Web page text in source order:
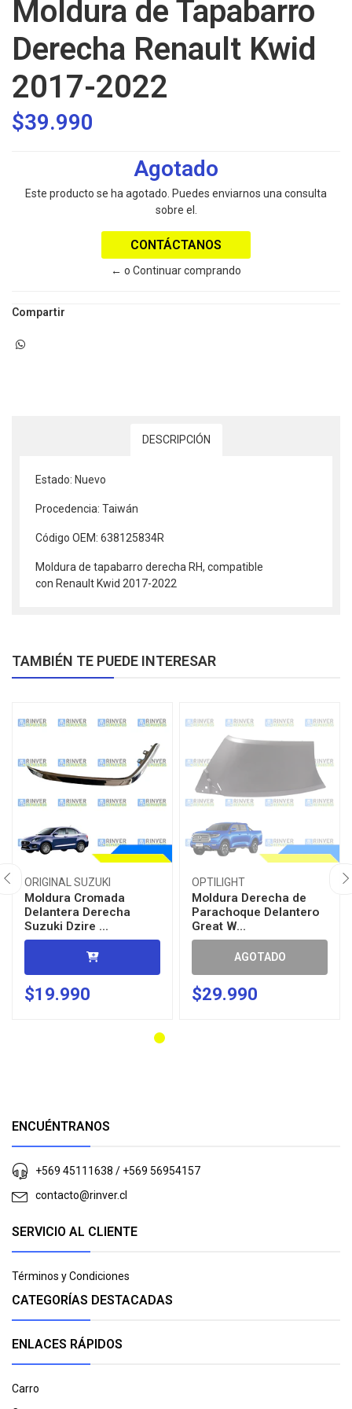
Moldura de Tapabarro
Derecha Renault Kwid
2017-2022
$39.990
Agotado
Este producto se ha agotado. Puedes enviarnos una consulta
sobre el.
CONTÁCTANOS
← o Continuar comprando
Compartir
DESCRIPCIÓN
Estado: Nuevo
Procedencia: Taiwán
Código OEM: 638125834R
Moldura de tapabarro derecha RH, compatible
con Renault Kwid 2017-2022
TAMBIÉN TE PUEDE INTERESAR
ORIGINAL SUZUKI
Moldura Cromada
Delantera Derecha
Suzuki Dzire ...
$19.990
OPTILIGHT
Moldura Derecha de
Parachoque Delantero
Great W...
AGOTADO
$29.990
ENCUÉNTRANOS
+569 45111638 / +569 56954157
contacto@rinver.cl
SERVICIO AL CLIENTE
Términos y Condiciones
CATEGORÍAS DESTACADAS
ENLACES RÁPIDOS
Carro